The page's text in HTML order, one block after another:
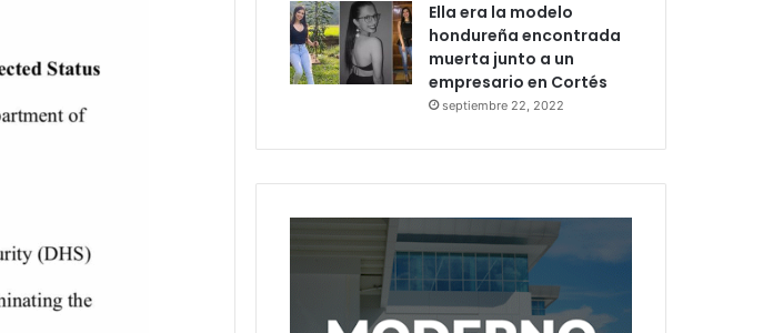
Ella era la modelo
hondureña encontrada
muerta junto a un
empresario en Cortés
septiembre 22, 2022